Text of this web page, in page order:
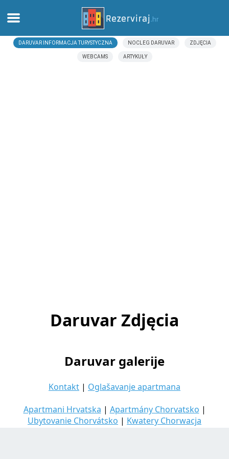
DomDARUVAR INFORMACJA TURYSTYCZNA NOCLEG DARUVAR ZDJĘCIA
WEBCAMS ARTYKUŁY
Daruvar Zdjęcia
Daruvar galerije
Kontakt | Oglašavanje apartmana
Apartmani Hrvatska | Apartmány Chorvatsko |
Ubytovanie Chorvátsko | Kwatery Chorwacja